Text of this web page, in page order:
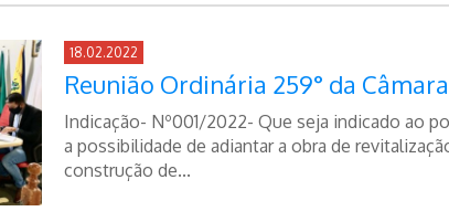
18.02.2022
Reunião Ordinária 259° da
Indicação- Nº001/2022- Que seja indicado ao
a possibilidade de adiantar a obra de
construção de...